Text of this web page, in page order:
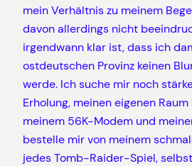
mein Verhältnis zu meinem
davon allerdings nicht
irgendwann klar ist, dass ich
ostdeutschen Provinz keinen
werde. Ich suche mir noch
Erholung, meinen eigenen
meinem 56K-Modem und
bestelle mir von meinem
jedes Tomb-Raider-Spiel,